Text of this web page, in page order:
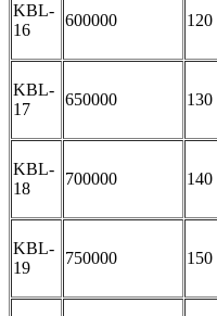
KBL-
16
600000 120
KBL-
17
650000 130
KBL-
18
700000 140
KBL-
19
750000 150